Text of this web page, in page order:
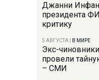
Джанни
президента
критику
5 АВГУСТА В МИРЕ
Экс-
провели
– СМИ